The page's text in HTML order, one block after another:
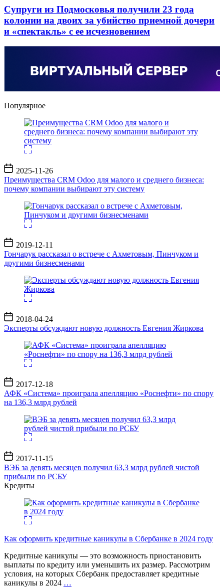
Супруги из Подмосковья получили 23 года
колонии на двоих за убийство приемной дочери
и «спектакль» с ее исчезновением
Популярное
Дата
записи
2025-11-26
Преимущества CRM Odoo для малого и среднего бизнеса:
почему компании выбирают эту систему
Дата
записи
2019-12-11
Гончарук рассказал о встрече с Ахметовым, Пинчуком и
другими бизнесменами
Дата
записи
2018-04-24
Эксперты обсуждают новую должность Евгения Жиркова
Дата
записи
2017-12-18
АФК «Система» проиграла апелляцию «Роснефти» по спору
на 136,3 млрд рублей
Дата
записи
2017-11-15
ВЭБ за девять месяцев получил 63,3 млрд рублей чистой
прибыли по РСБУ
Кредиты
Как оформить кредитные каникулы в Сбербанке в 2024 году
Кредитные каникулы — это возможность приостановить
выплаты по кредиту или уменьшить их размер. Рассмотрим
условия, на которых Сбербанк предоставляет кредитные
каникулы в 2024 …